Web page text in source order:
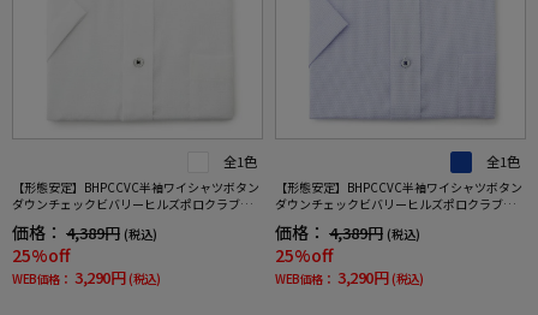
全1色
【形態安定】BHPCCVC半袖ワイシャツボタン
ダウンチェックビバリーヒルズポロクラブ春
夏
価格： 4,389円 (税込)
25%off
WEB価格： 3,290円 (税込)
全1色
【形態安定】BHPCCVC半袖ワイシャツボタン
ダウンチェックビバリーヒルズポロクラブ春
夏
価格： 4,389円 (税込)
25%off
WEB価格： 3,290円 (税込)